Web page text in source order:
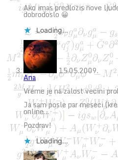
Ako imas predlozis nove
dobrodoslo 😀
Loading...
15.05.2009.
Ana
Vreme je na zalost vecini
Ja sam posle par meseci
online…
Pozdrav!
Loading...